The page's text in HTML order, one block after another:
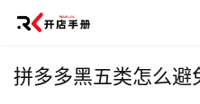
拼多多黑五类怎么避